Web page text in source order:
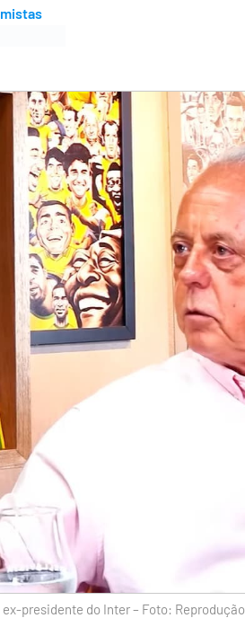
presidente do Inter – Foto: Reprodução